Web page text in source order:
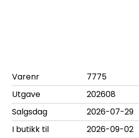
Varenr
7775
Utgave
202608
Salgsdag
2026-07-29
I butikk til
2026-09-02